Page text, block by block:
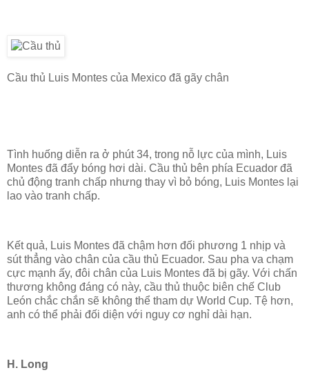
Cầu thủ Luis Montes của Mexico đã gãy chân
Tình huống diễn ra ở phút 34, trong nỗ lực của mình, Luis
Montes đã đẩy bóng hơi dài. Cầu thủ bên phía Ecuador đã
chủ động tranh chấp nhưng thay vì bỏ bóng, Luis Montes lại
lao vào tranh chấp.
Kết quả, Luis Montes đã chậm hơn đối phương 1 nhịp và
sút thẳng vào chân của cầu thủ Ecuador. Sau pha va chạm
cực mạnh ấy, đôi chân của Luis Montes đã bị gãy. Với chấn
thương không đáng có này, cầu thủ thuộc biên chế Club
León chắc chắn sẽ không thể tham dự World Cup. Tệ hơn,
anh có thể phải đối diện với nguy cơ nghỉ dài hạn.
H. Long